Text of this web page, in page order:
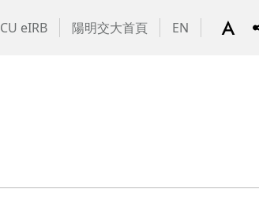
eIRB 陽明交大首頁 EN